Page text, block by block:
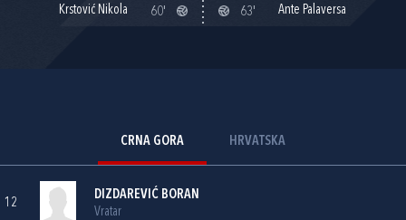
Krstović Nikola
60'
63'
Ante Palaversa
CRNA GORA HRVATSKA
12
DIZDAREVIĆ BORAN
Vratar